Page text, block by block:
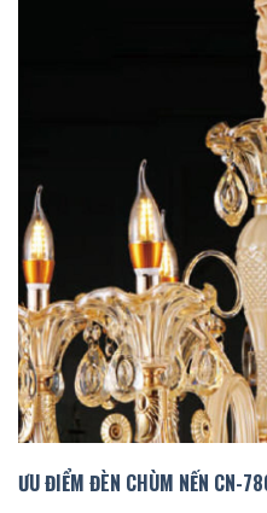
ƯU ĐIỂM ĐÈN CHÙM NẾN CN-